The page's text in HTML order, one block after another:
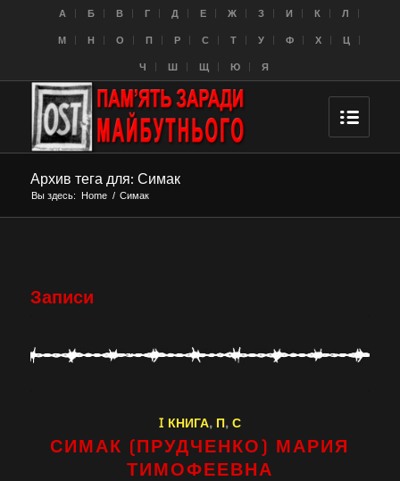
A Б В Г Д Е Ж З И К Л
M Н О П Р С Т У Ф Х Ц
Ч Ш Щ Ю Я
Архив тега для: Симак
Вы здесь: Home / Симак
Записи
I КНИГА, П,С
СИМАК (ПРУДЧЕНКО) МАРИЯ
ТИМОФЕЕВНА